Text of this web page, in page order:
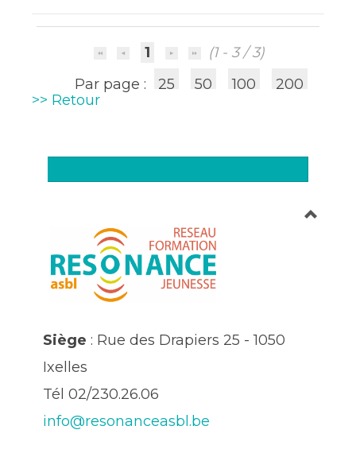
1
(1 - 3 / 3)
Par page :
25 50 100
200
>> Retour
Siège : Rue des Drapiers 25 - 1050
Ixelles
Tél 02/230.26.06
info@resonanceasbl.be